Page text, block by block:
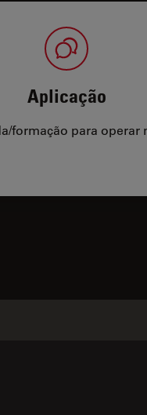
Aplicação
formação para operar